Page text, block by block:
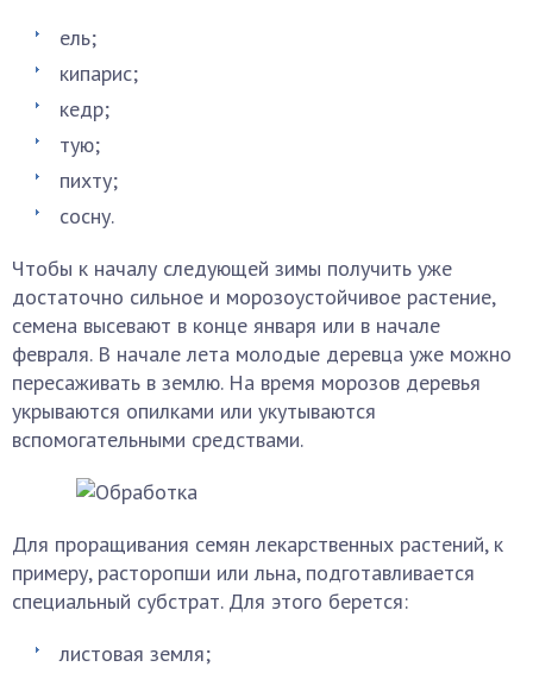
ель;
кипарис;
кедр;
тую;
пихту;
сосну.
Чтобы к началу следующей зимы получить уже
достаточно сильное и морозоустойчивое растение,
семена высевают в конце января или в начале
февраля. В начале лета молодые деревца уже можно
пересаживать в землю. На время морозов деревья
укрываются опилками или укутываются
вспомогательными средствами.
Для проращивания семян лекарственных растений, к
примеру, расторопши или льна, подготавливается
специальный субстрат. Для этого берется:
листовая земля;